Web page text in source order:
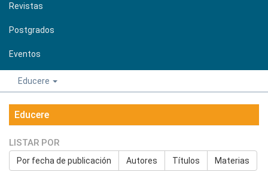
Revistas
Postgrados
Eventos
Educere
Educere
LISTAR POR
Por fecha de publicación Autores Títulos Materias